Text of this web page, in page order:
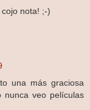
nota! ;-)
una más graciosa
nunca veo películas